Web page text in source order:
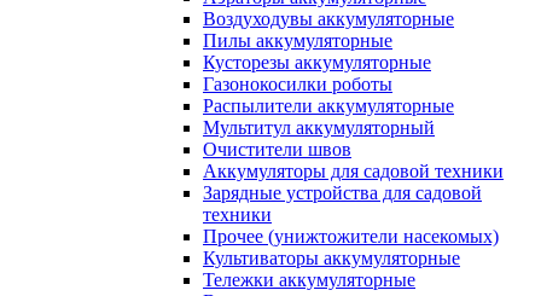
Воздуходувы аккумуляторные
Пилы аккумуляторные
Кусторезы аккумуляторные
Газонокосилки роботы
Распылители аккумуляторные
Мультитул аккумуляторный
Очистители швов
Аккумуляторы для садовой техники
Зарядные устройства для садовой
техники
Прочее (унижтожители насекомых)
Культиваторы аккумуляторные
Тележки аккумуляторные